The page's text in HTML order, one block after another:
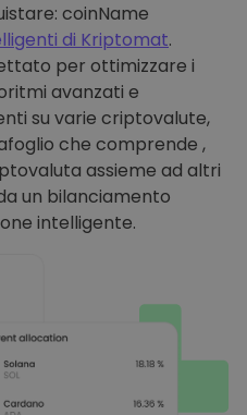
coinName
di Kriptomat.
per ottimizzare i
avanzati e
su varie criptovalute,
che comprende ,
assieme ad altri
un bilanciamento
intelligente.